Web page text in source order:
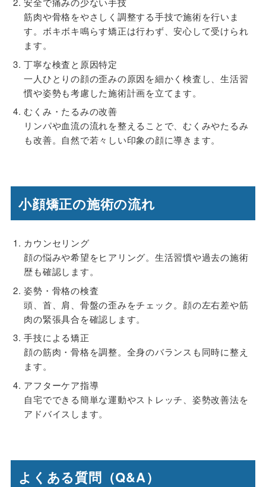
筋肉や骨格をやさしく調整する手技で施術を行いま
す。ボキボキ鳴らす矯正は行わず、安心して受けられ
ます。
丁寧な検査と原因特定
一人ひとりの顔の歪みの原因を細かく検査し、生活習
慣や姿勢も考慮した施術計画を立てます。
むくみ・たるみの改善
リンパや血流の流れを整えることで、むくみやたるみ
も改善。自然で若々しい印象の顔に導きます。
小顔矯正の施術の流れ
カウンセリング
顔の悩みや希望をヒアリング。生活習慣や過去の施術
歴も確認します。
姿勢・骨格の検査
頭、首、肩、骨盤の歪みをチェック。顔の左右差や筋
肉の緊張具合を確認します。
手技による矯正
顔の筋肉・骨格を調整。全身のバランスも同時に整え
ます。
アフターケア指導
自宅でできる簡単な運動やストレッチ、姿勢改善法を
アドバイスします。
よくある質問（Q&A）